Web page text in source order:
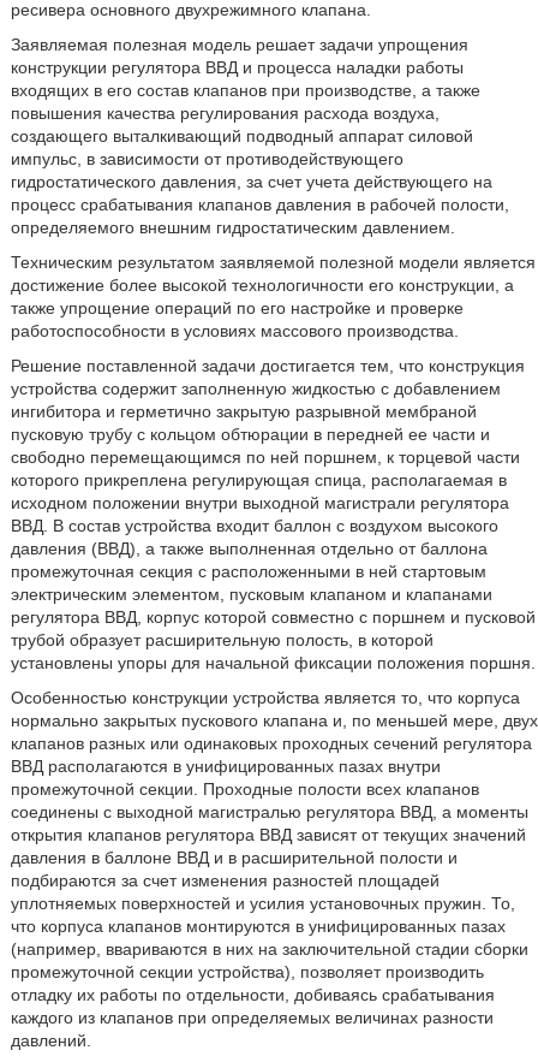
ресивера основного двухрежимного клапана.
Заявляемая полезная модель решает задачи упрощения
конструкции регулятора ВВД и процесса наладки работы
входящих в его состав клапанов при производстве, а также
повышения качества регулирования расхода воздуха,
создающего выталкивающий подводный аппарат силовой
импульс, в зависимости от противодействующего
гидростатического давления, за счет учета действующего на
процесс срабатывания клапанов давления в рабочей полости,
определяемого внешним гидростатическим давлением.
Техническим результатом заявляемой полезной модели является
достижение более высокой технологичности его конструкции, а
также упрощение операций по его настройке и проверке
работоспособности в условиях массового производства.
Решение поставленной задачи достигается тем, что конструкция
устройства содержит заполненную жидкостью с добавлением
ингибитора и герметично закрытую разрывной мембраной
пусковую трубу с кольцом обтюрации в передней ее части и
свободно перемещающимся по ней поршнем, к торцевой части
которого прикреплена регулирующая спица, располагаемая в
исходном положении внутри выходной магистрали регулятора
ВВД. В состав устройства входит баллон с воздухом высокого
давления (ВВД), а также выполненная отдельно от баллона
промежуточная секция с расположенными в ней стартовым
электрическим элементом, пусковым клапаном и клапанами
регулятора ВВД, корпус которой совместно с поршнем и пусковой
трубой образует расширительную полость, в которой
установлены упоры для начальной фиксации положения поршня.
Особенностью конструкции устройства является то, что корпуса
нормально закрытых пускового клапана и, по меньшей мере, двух
клапанов разных или одинаковых проходных сечений регулятора
ВВД располагаются в унифицированных пазах внутри
промежуточной секции. Проходные полости всех клапанов
соединены с выходной магистралью регулятора ВВД, а моменты
открытия клапанов регулятора ВВД зависят от текущих значений
давления в баллоне ВВД и в расширительной полости и
подбираются за счет изменения разностей площадей
уплотняемых поверхностей и усилия установочных пружин. То,
что корпуса клапанов монтируются в унифицированных пазах
(например, ввариваются в них на заключительной стадии сборки
промежуточной секции устройства), позволяет производить
отладку их работы по отдельности, добиваясь срабатывания
каждого из клапанов при определяемых величинах разности
давлений.